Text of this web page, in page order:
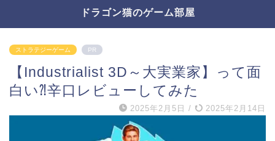
ドラゴン猫のゲーム部屋
ストラテジーゲーム PR
【Industrialist 3D～大実業家】って面
白い⁈辛口レビューしてみた
2025年2月5日 / 2025年2月14日